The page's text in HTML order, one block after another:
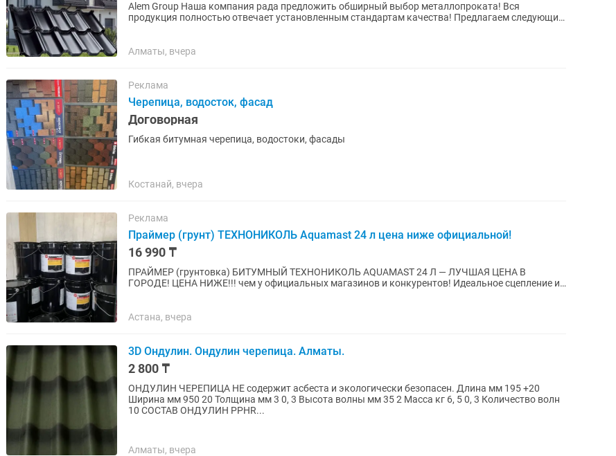
Alem Group Наша компания рада предложить обширный выбор металлопроката! Вся
продукция полностью отвечает установленным стандартам качества! Предлагаем следующий
Алматы, вчера
Реклама
Черепица, водосток, фасад
Договорная
Гибкая битумная черепица, водостоки, фасады
Костанай, вчера
Реклама
Праймер (грунт) ТЕХНОНИКОЛЬ Aquamast 24 л цена ниже официальной!
16 990 ₸
ПРАЙМЕР (грунтовка) БИТУМНЫЙ ТЕХНОНИКОЛЬ AQUAMAST 24 Л — ЛУЧШАЯ ЦЕНА В
ГОРОДЕ! ЦЕНА НИЖЕ!!! чем у официальных магазинов и конкурентов! Идеальное сцепление и
Астана, вчера
3D Ондулин. Ондулин черепица. Алматы.
2 800 ₸
ОНДУЛИН ЧЕРЕПИЦА НЕ содержит асбеста и экологически безопасен. Длина мм 195 +20
Ширина мм 950 20 Толщина мм 3 0, 3 Высота волны мм 35 2 Масса кг 6, 5 0, 3 Количество волн
10 СОСТАВ ОНДУЛИН PPHR...
Алматы, вчера